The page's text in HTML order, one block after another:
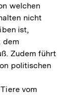
welchen
nicht
ist,
dem
Zudem führt
politischen
vom